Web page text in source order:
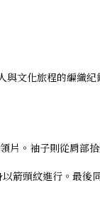
與文化旅程的編織
片。袖子則從肩
箭頭紋進行。最後